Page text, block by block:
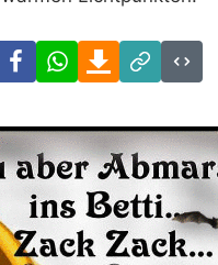
FacebookWhatsAppDownload
Link
Code